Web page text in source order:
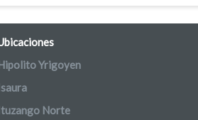
Yrigoyen
Norte